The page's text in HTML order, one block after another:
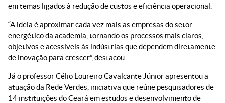
em temas ligados à redução de custos e eficiência operacional.
“A ideia é aproximar cada vez mais as empresas do setor
energético da academia, tornando os processos mais claros,
objetivos e acessíveis às indústrias que dependem diretamente
de inovação para crescer”, destacou.
Já o professor Célio Loureiro Cavalcante Júnior apresentou a
atuação da Rede Verdes, iniciativa que reúne pesquisadores de
14 instituições do Ceará em estudos e desenvolvimento de